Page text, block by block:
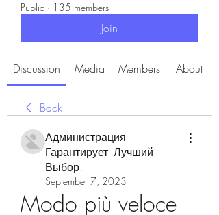
Public · 135 members
Join
Discussion Media Members About
Back
Администрация
Гарантирует- Лучший
Выбор!
September 7, 2023
Modo più veloce